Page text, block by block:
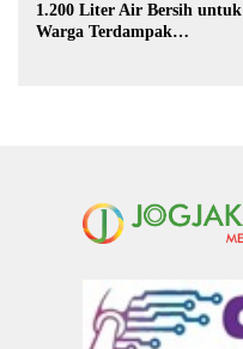
1.200 Liter Air Bersih untuk
Warga Terdampak